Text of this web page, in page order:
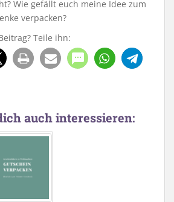
Wie gefällt euch meine Idee zum
verpacken?
Teile ihn:
auch interessieren: